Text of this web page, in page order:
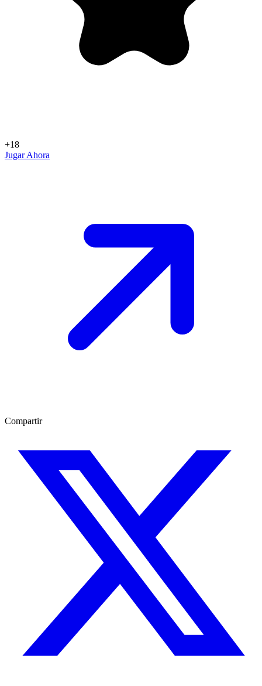
+18
Jugar Ahora
Compartir